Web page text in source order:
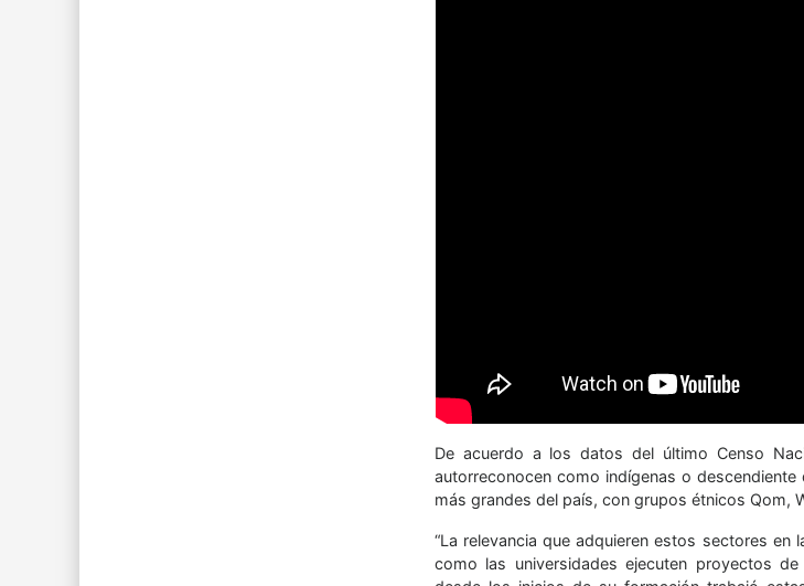
De acuerdo a los datos del último Censo
autorreconocen como indígenas o
más grandes del país, con grupos étnicos Qom,
“La relevancia que adquieren estos sectores
como las universidades ejecuten proyectos